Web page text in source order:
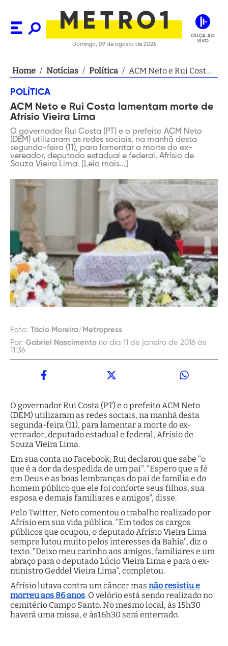
Domingo, 09 de agosto de 2026
OUÇA AO
VIVO
Home / Notícias / Política / ACM Neto e Rui Costa
POLÍTICA
ACM Neto e Rui Costa lamentam morte de
Afrísio Vieira Lima
O governador Rui Costa (PT) e o prefeito ACM Neto
(DEM) utilizaram as redes sociais, na manhã desta
segunda-feira (11), para lamentar a morte do ex-
vereador, deputado estadual e federal, Afrísio de
Souza Vieira Lima. [Leia mais...]
Foto: Tácio Moreira/Metropress
Por: Gabriel Nascimento no dia 11 de janeiro de 2016 às
11:36
O governador Rui Costa (PT) e o prefeito ACM Neto
(DEM) utilizaram as redes sociais, na manhã desta
segunda-feira (11), para lamentar a morte do ex-
vereador, deputado estadual e federal, Afrísio de
Souza Vieira Lima.
Em sua conta no Facebook, Rui declarou que sabe "o
que é a dor da despedida de um pai". "Espero que a fé
em Deus e as boas lembranças do pai de família e do
homem público que ele foi conforte seus filhos, sua
esposa e demais familiares e amigos", disse.
Pelo Twitter, Neto comentou o trabalho realizado por
Afrísio em sua vida pública. "Em todos os cargos
públicos que ocupou, o deputado Afrísio Vieira Lima
sempre lutou muito pelos interesses da Bahia", diz o
texto. "Deixo meu carinho aos amigos, familiares e um
abraço para o deputado Lúcio Vieira Lima e para o ex-
ministro Geddel Vieira Lima", completou.
Afrísio lutava contra um câncer mas não resistiu e
morreu aos 86 anos. O velório está sendo realizado no
cemitério Campo Santo. No mesmo local, às 15h30
haverá uma missa, e às16h30 será enterrado.